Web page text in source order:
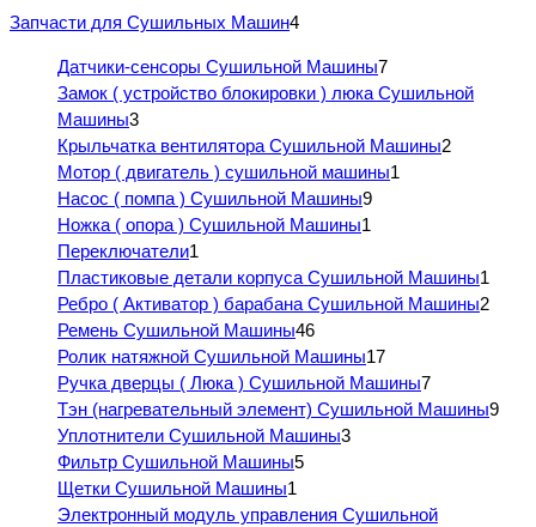
Запчасти для Сушильных Машин4
Датчики-сенсоры Сушильной Машины7
Замок ( устройство блокировки ) люка Сушильной
Машины3
Крыльчатка вентилятора Сушильной Машины2
Мотор ( двигатель ) сушильной машины1
Насос ( помпа ) Сушильной Машины9
Ножка ( опора ) Сушильной Машины1
Переключатели1
Пластиковые детали корпуса Сушильной Машины1
Ребро ( Активатор ) барабана Сушильной Машины2
Ремень Сушильной Машины46
Ролик натяжной Сушильной Машины17
Ручка дверцы ( Люка ) Сушильной Машины7
Тэн (нагревательный элемент) Сушильной Машины9
Уплотнители Сушильной Машины3
Фильтр Сушильной Машины5
Щетки Сушильной Машины1
Электронный модуль управления Сушильной